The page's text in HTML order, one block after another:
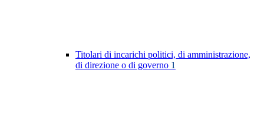
Titolari di incarichi politici, di amministrazione,
di direzione o di governo 1